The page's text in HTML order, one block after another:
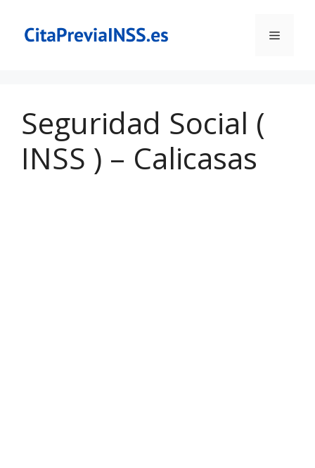
contenido
Menú
Seguridad Social (
INSS ) – Calicasas